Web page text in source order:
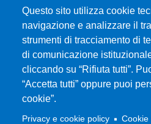
Questo sito utilizza cookie
navigazione e analizzare il
strumenti di tracciamento di
di comunicazione
cliccando su “Rifiuta tutti”.
“Accetta tutti” oppure puoi
cookie”.
Privacy e cookie policy Cookie
Università degli
Piazza Pugliatti,
Cod. Fiscale
P.IVA
Centralino: 090